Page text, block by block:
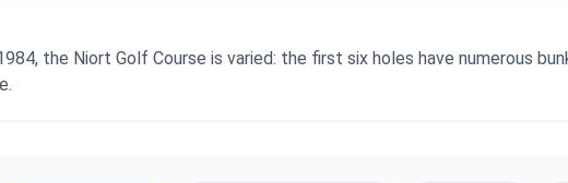
the Niort Golf Course is varied: the first six holes have numerous